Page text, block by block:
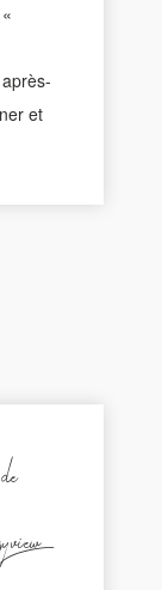
et